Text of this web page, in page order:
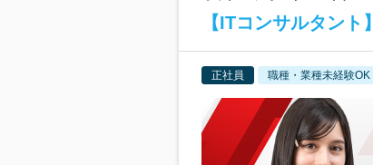
【ITコンサルタン
正社員 職種・業種未経験OK